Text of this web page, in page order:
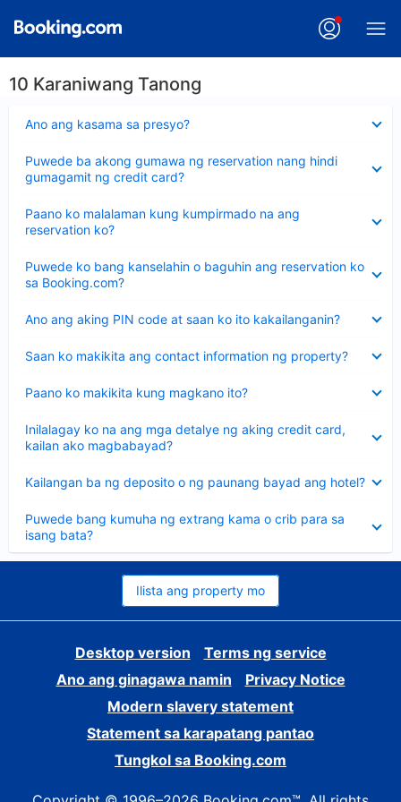
10 Karaniwang Tanong
Ano ang kasama sa presyo?
ang
Puwede ba akong gumawa ng reservation nang hindi
gumagamit ng credit card?
ang
sagot
Paano ko malalaman kung kumpirmado na ang
reservation ko?
ang
sagot
Puwede ko bang kanselahin o baguhin ang reservation ko
sa Booking.com?
ang
sagot
Ano ang aking PIN code at saan ko ito kakailanganin?
ang
Saan ko makikita ang contact information ng property?
ang
Paano ko makikita kung magkano ito?
ang
Inilalagay ko na ang mga detalye ng aking credit card,
kailan ako magbabayad?
ang
sagot
Kailangan ba ng deposito o ng paunang bayad ang hotel?
ang
Puwede bang kumuha ng extrang kama o crib para sa
isang bata?
ang
sagot
Ilista ang property mo
Desktop version
Terms ng service
Ano ang ginagawa namin
Privacy Notice
Modern slavery statement
Statement sa karapatang pantao
Tungkol sa Booking.com